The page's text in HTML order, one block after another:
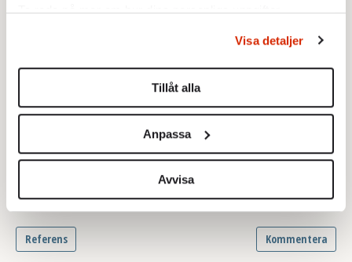
Ta reda på mer om hur dina personliga uppgifter
Du kan ändra eller dra tillbaka ditt samtycke när som
helst från cookie-förklaringen.
Vi använder enhetsidentifierare för att anpassa innehållet
för sociala medier och analysera vår trafik. Vi
vidarebefordrar även sådana identifierare och annan
information från din enhet till de sociala medier och
annons- och analysföretag som vi samarbetar med.
information som du har tillhandahållit eller som de har
samlat in när du har använt deras tjänster.
Visa detaljer
Tillåt alla
Anpassa
Avvisa